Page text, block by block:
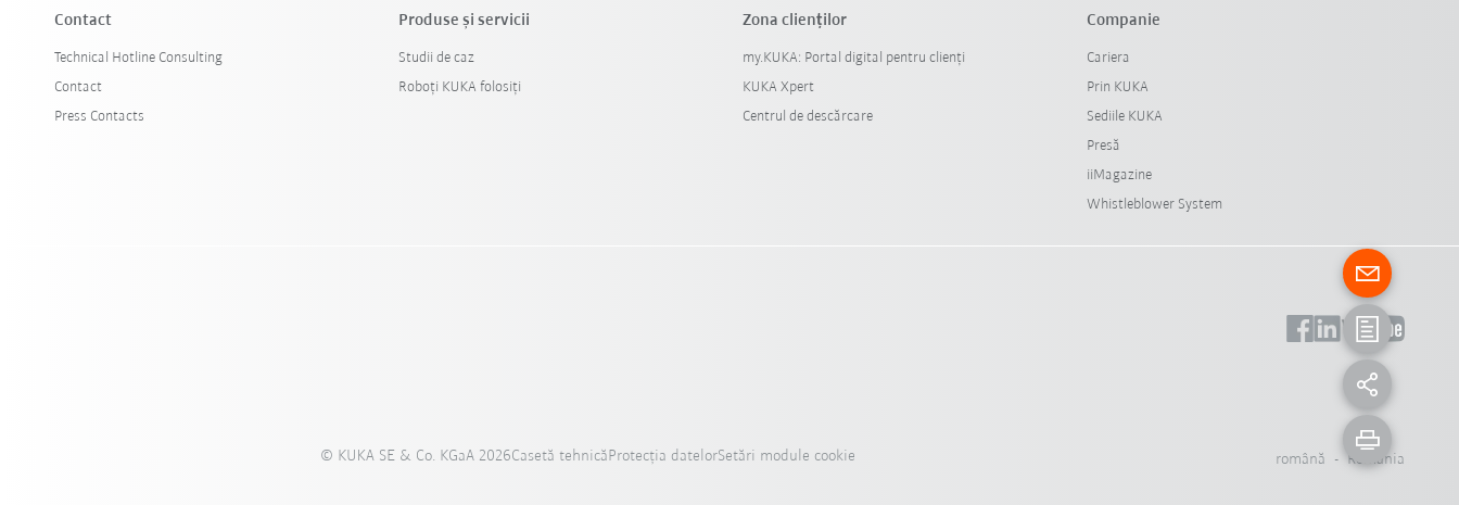
Contact
Technical Hotline Consulting
Contact
Press Contacts
Produse şi servicii
Studii de caz
Roboți KUKA folosiți
Zona clienților
my.KUKA: Portal digital pentru clienți
KUKA Xpert
Centrul de descărcare
Companie
Cariera
Prin KUKA
Sediile KUKA
Presă
iiMagazine
Whistleblower System
© KUKA SE & Co. KGaA 2026Casetă tehnică Protecția datelorSetări module cookie română - România